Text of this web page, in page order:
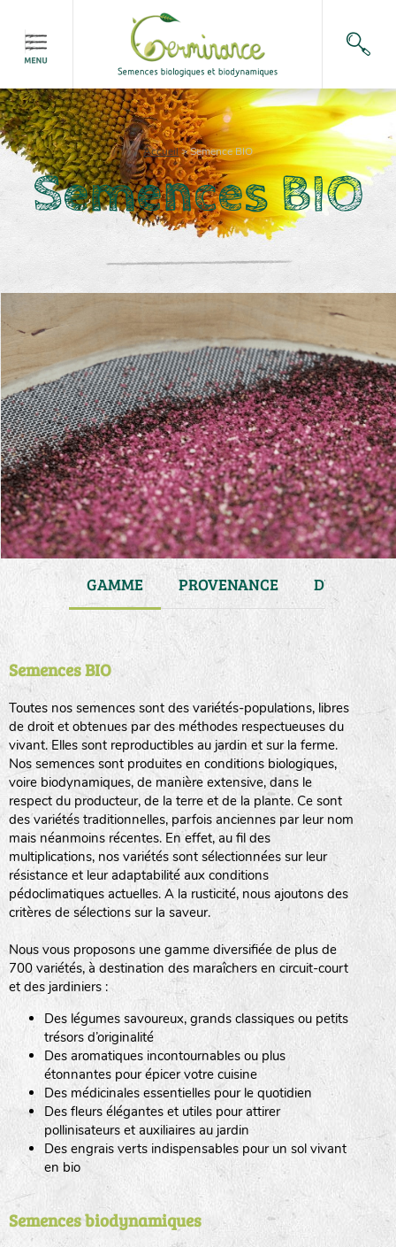
Accueil>Semence BIO
Semences BIO
GAMME PROVENANCE DURÉE DE
Semences BIO
Toutes nos semences sont des variétés-populations, libres
de droit et obtenues par des méthodes respectueuses du
vivant. Elles sont reproductibles au jardin et sur la ferme.
Nos semences sont produites en conditions biologiques,
voire biodynamiques, de manière extensive, dans le
respect du producteur, de la terre et de la plante. Ce sont
des variétés traditionnelles, parfois anciennes par leur nom
mais néanmoins récentes. En effet, au fil des
multiplications, nos variétés sont sélectionnées sur leur
résistance et leur adaptabilité aux conditions
pédoclimatiques actuelles. A la rusticité, nous ajoutons des
critères de sélections sur la saveur.
Nous vous proposons une gamme diversifiée de plus de
700 variétés, à destination des maraîchers en circuit-court
et des jardiniers :
Des légumes savoureux, grands classiques ou petits
trésors d’originalité
Des aromatiques incontournables ou plus
étonnantes pour épicer votre cuisine
Des médicinales essentielles pour le quotidien
Des fleurs élégantes et utiles pour attirer
pollinisateurs et auxiliaires au jardin
Des engrais verts indispensables pour un sol vivant
en bio
Semences biodynamiques
haies
zone sauvage
tas de compost
fleurs
animaux domestiques
animaux sauvages